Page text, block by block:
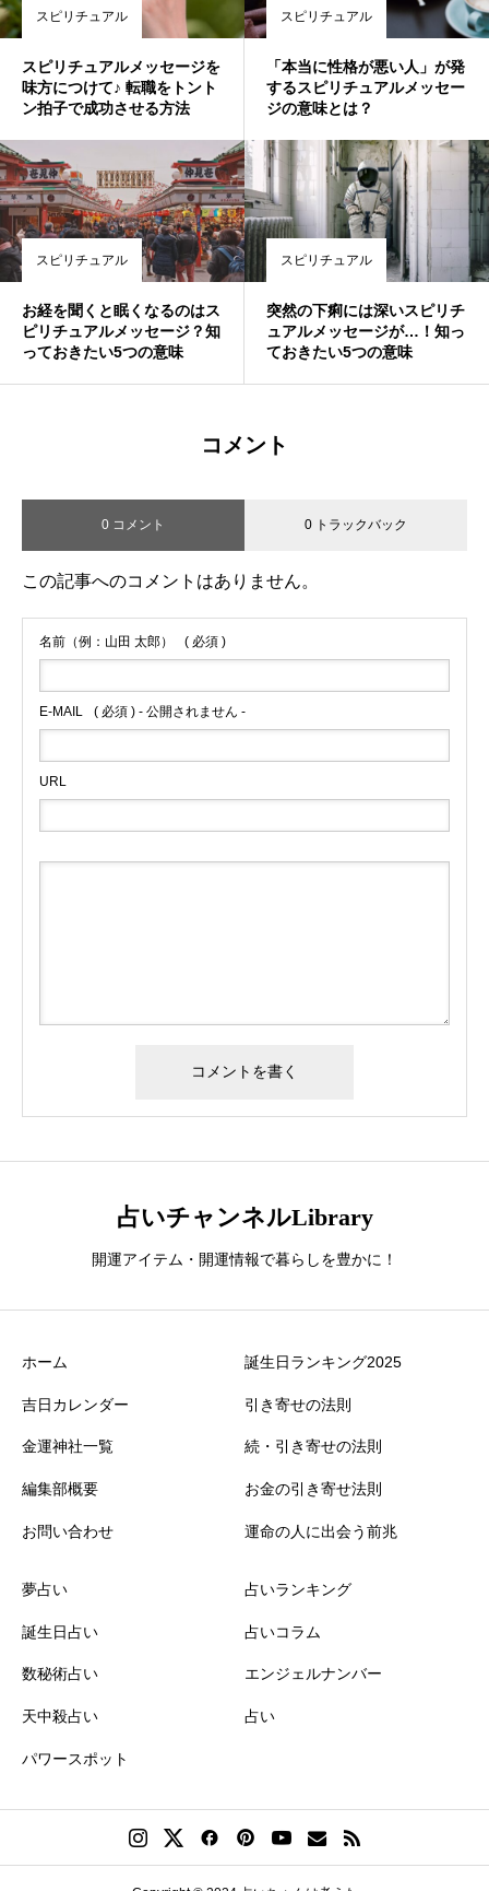
スピリチュアル
スピリチュアルメッセージを
味方につけて♪ 転職をトント
ン拍子で成功させる方法
スピリチュアル
「本当に性格が悪い人」が発
するスピリチュアルメッセー
ジの意味とは？
スピリチュアル
お経を聞くと眠くなるのはス
ピリチュアルメッセージ？知
っておきたい5つの意味
スピリチュアル
突然の下痢には深いスピリチ
ュアルメッセージが…！知っ
ておきたい5つの意味
コメント
0 コメント 0 トラックバック
この記事へのコメントはありません。
名前（例：山田 太郎） ( 必須 )
E-MAIL ( 必須 ) - 公開されません -
URL
占いチャンネルLibrary
開運アイテム・開運情報で暮らしを豊かに！
ホーム
吉日カレンダー
金運神社一覧
編集部概要
お問い合わせ
誕生日ランキング2025
引き寄せの法則
続・引き寄せの法則
お金の引き寄せ法則
運命の人に出会う前兆
夢占い
誕生日占い
数秘術占い
天中殺占い
パワースポット
占いランキング
占いコラム
エンジェルナンバー
占い